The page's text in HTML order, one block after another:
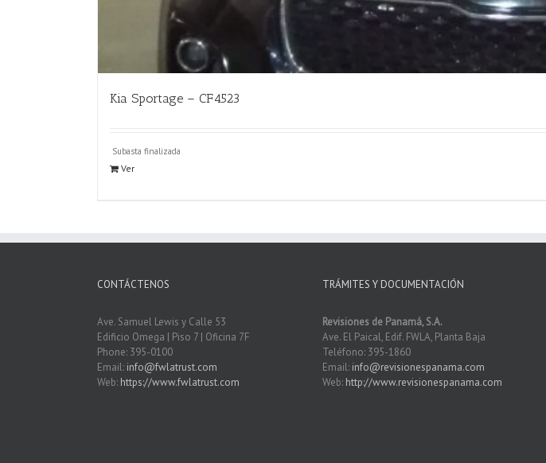
Kia Sportage – CF4523
Subasta finalizada
Ver
CONTÁCTENOS
Ave. Samuel Lewis y Calle 53
Edificio Omega | Piso 7 | Oficina 7F
Phone: 395-0100
Email: info@fwlatrust.com
Web: https://www.fwlatrust.com
TRÁMITES Y DOCUMENTACIÓN
Revisiones de Panamá, S.A.
Ave. El Paical, Edif. FWLA, Planta Baja
Teléfono: 395-1860
Email: info@revisionespanama.com
Web: http://www.revisionespanama.com